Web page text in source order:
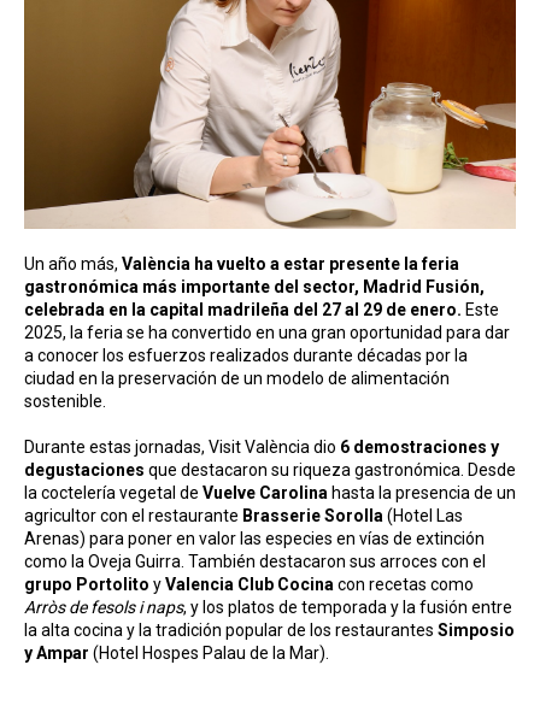
Un año más, València ha vuelto a estar presente la feria
gastronómica más importante del sector, Madrid Fusión,
celebrada en la capital madrileña del 27 al 29 de enero. Este
2025, la feria se ha convertido en una gran oportunidad para dar
a conocer los esfuerzos realizados durante décadas por la
ciudad en la preservación de un modelo de alimentación
sostenible.
Durante estas jornadas, Visit València dio 6 demostraciones y
degustaciones que destacaron su riqueza gastronómica. Desde
la coctelería vegetal de Vuelve Carolina hasta la presencia de un
agricultor con el restaurante Brasserie Sorolla(Hotel Las
Arenas) para poner en valor las especies en vías de extinción
como la Oveja Guirra. También destacaron sus arroces con el
grupo Portolito yValencia Club Cocinacon recetas como
Arròs de fesols i naps, y los platos de temporada y la fusión entre
la alta cocina y la tradición popular de los restaurantes Simposio
y Ampar (Hotel Hospes Palau de la Mar).